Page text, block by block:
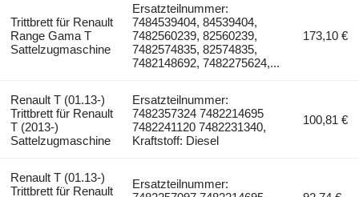
Trittbrett für Renault
Range Gama T
Sattelzugmaschine
Ersatzteilnummer:
7484539404, 84539404,
7482560239, 82560239,
7482574835, 82574835,
7482148692, 7482275624,...
173,10 €
Renault T (01.13-)
Trittbrett für Renault
T (2013-)
Sattelzugmaschine
Ersatzteilnummer:
7482357324 7482214695
7482241120 7482231340,
Kraftstoff: Diesel
100,81 €
Renault T (01.13-)
Trittbrett für Renault
Ersatzteilnummer: